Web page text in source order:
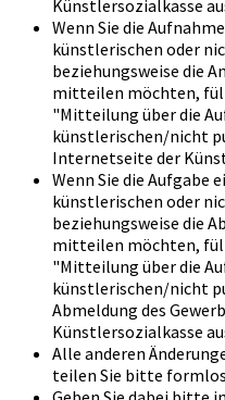
Künstlersozialkasse
Wenn Sie die
künstlerischen oder
beziehungsweise die
mitteilen möchten,
"Mitteilung über die
künstlerischen/nicht
Internetseite der
Wenn Sie die Aufgabe
künstlerischen oder
beziehungsweise die
mitteilen möchten,
"Mitteilung über die
künstlerischen/nicht
Abmeldung des
Künstlersozialkasse
Alle anderen
teilen Sie bitte